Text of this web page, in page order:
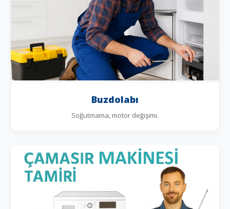
Buzdolabı
Soğutmama, motor değişimi.